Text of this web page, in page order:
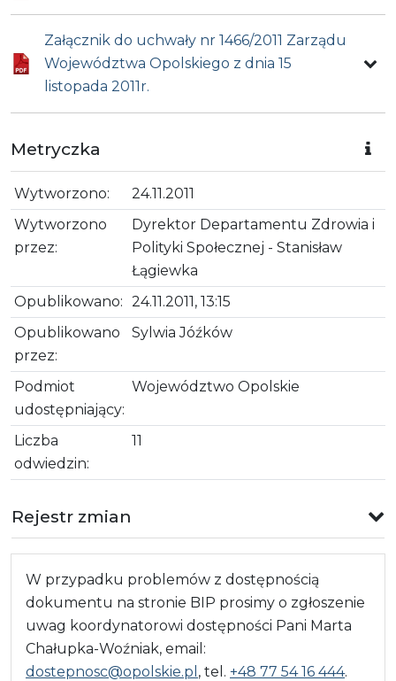
Załącznik do uchwały nr 1466/2011 Zarządu
Województwa Opolskiego z dnia 15
listopada 2011r.
Metryczka
Wytworzono:
24.11.2011
Wytworzono
przez:
Dyrektor Departamentu Zdrowia i
Polityki Społecznej - Stanisław
Łągiewka
Opublikowano: 24.11.2011, 13:15
Opublikowano
przez:
Sylwia Jóźków
Podmiot
udostępniający:
Województwo Opolskie
Liczba
odwiedzin:
11
Rejestr zmian
W przypadku problemów z dostępnością
dokumentu na stronie BIP prosimy o zgłoszenie
uwag koordynatorowi dostępności Pani Marta
Chałupka-Woźniak, email:
dostepnosc@opolskie.pl , tel. +48 77 54 16 444.